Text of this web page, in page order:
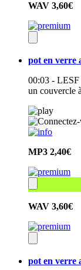
WAV 3,60€
pot en verre
00:03 - LESF
un couvercle
MP3 2,40€
WAV 3,60€
pot en verre